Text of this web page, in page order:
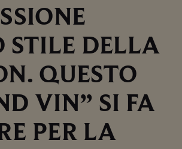
STILE DELLA
QUESTO
VIN” SI FA
PER LA